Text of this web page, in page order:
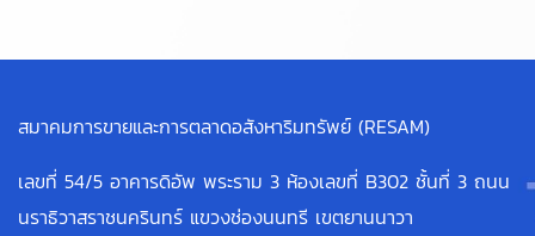
สมาคมการขายและการตลาดอสังหาริมทรัพย์ (RESAM)
เลขที่ 54/5 อาคารดิอัพ พระราม 3 ห้องเลขที่ B302 ชั้นที่ 3 ถนน
นราธิวาสราชนครินทร์ แขวงช่องนนทรี เขตยานนาวา